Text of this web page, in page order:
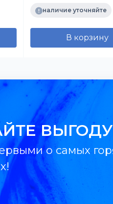
наличие уточняйте
В корзину
о самых